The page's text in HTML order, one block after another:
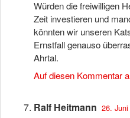
Würden die freiwilligen
Zeit investieren und
könnten wir unseren
Ernstfall genauso
Ahrtal.
Auf diesen Kommentar
Ralf Heitmann 26.